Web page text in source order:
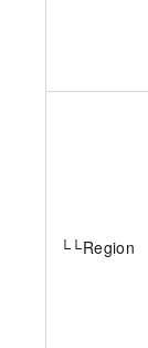
└└Region